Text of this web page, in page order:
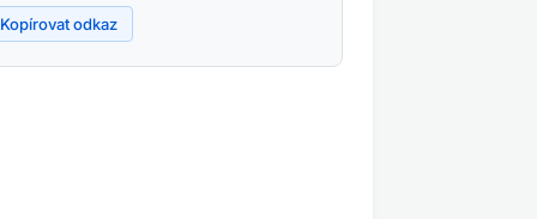
Kopírovat odkaz